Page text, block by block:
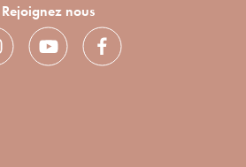
Rejoignez nous